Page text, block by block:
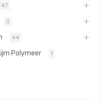
47
3
44
Polymeer 1